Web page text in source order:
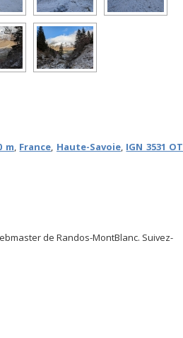
m, France, Haute-Savoie, IGN 3531 OT
de Randos-MontBlanc. Suivez-